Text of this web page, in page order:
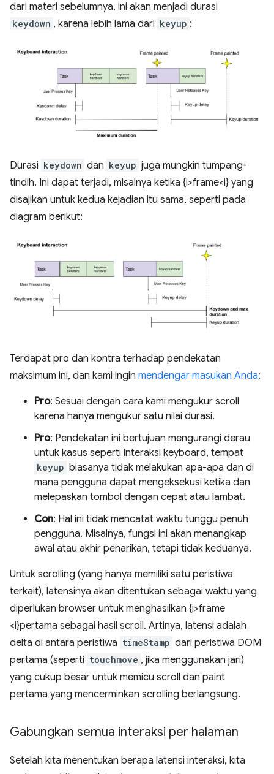
dari materi sebelumnya, ini akan menjadi durasi
keydown , karena lebih lama dari keyup :
Durasi keydown dan keyup juga mungkin tumpang-
tindih. Ini dapat terjadi, misalnya ketika {i>frame<i} yang
disajikan untuk kedua kejadian itu sama, seperti pada
diagram berikut:
Terdapat pro dan kontra terhadap pendekatan
maksimum ini, dan kami ingin mendengar masukan Anda:
Pro: Sesuai dengan cara kami mengukur scroll
karena hanya mengukur satu nilai durasi.
Pro: Pendekatan ini bertujuan mengurangi derau
untuk kasus seperti interaksi keyboard, tempat
keyup biasanya tidak melakukan apa-apa dan di
mana pengguna dapat mengeksekusi ketika dan
melepaskan tombol dengan cepat atau lambat.
Con: Hal ini tidak mencatat waktu tunggu penuh
pengguna. Misalnya, fungsi ini akan menangkap
awal atau akhir penarikan, tetapi tidak keduanya.
Untuk scrolling (yang hanya memiliki satu peristiwa
terkait), latensinya akan ditentukan sebagai waktu yang
diperlukan browser untuk menghasilkan {i>frame
<i}pertama sebagai hasil scroll. Artinya, latensi adalah
delta di antara peristiwa timeStamp dari peristiwa DOM
pertama (seperti touchmove , jika menggunakan jari)
yang cukup besar untuk memicu scroll dan paint
pertama yang mencerminkan scrolling berlangsung.
Gabungkan semua interaksi per halaman
Setelah kita menentukan berapa latensi interaksi, kita